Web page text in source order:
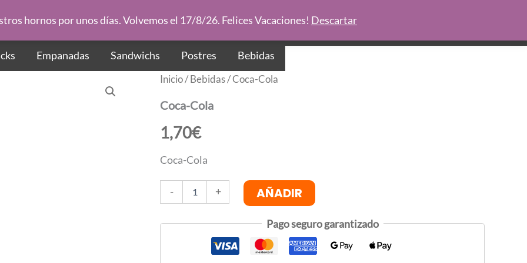
hornos por unos días. Volvemos el 17/8/26. Felices Vacaciones! Descartar
CARTA
Empanadas Sandwichs Postres Bebidas
Inicio/ Bebidas/ Coca-Cola
Coca-Cola
1,70€
Coca-Cola
- + AÑADIR
Pago seguro garantizado